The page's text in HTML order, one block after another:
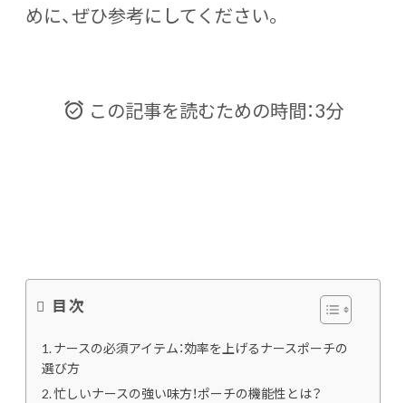
めに、ぜひ参考にしてください。
この記事を読むための時間：3分
目次
ナースの必須アイテム：効率を上げるナースポーチの
選び方
忙しいナースの強い味方！ポーチの機能性とは？